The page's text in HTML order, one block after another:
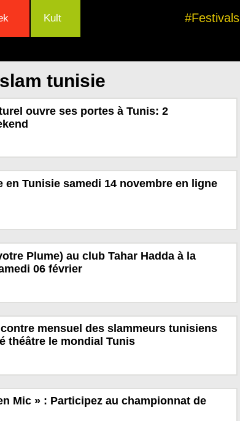
Kult #Festivals
tunisie
ouvre ses portes à Tunis: 2
en Tunisie samedi 14 novembre en ligne
Plume) au club Tahar Hadda à la
06 février
mensuel des slammeurs tunisiens
théâtre le mondial Tunis
Mic » : Participez au championnat de